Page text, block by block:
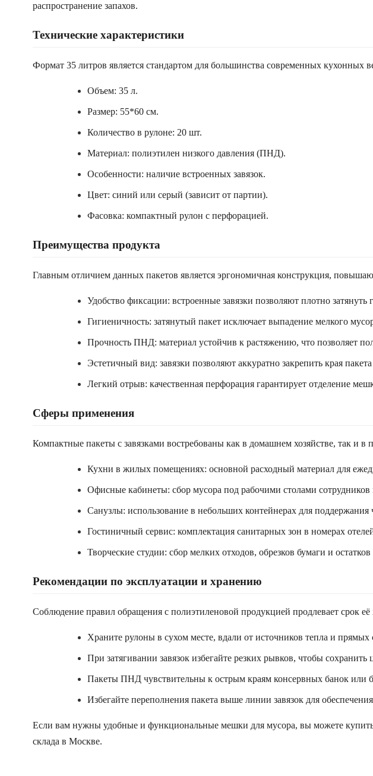
распространение запахов.
Технические характеристики
Формат 35 литров является стандартом для большинства современных кухонных
Объем: 35 л.
Размер: 55*60 см.
Количество в рулоне: 20 шт.
Материал: полиэтилен низкого давления (ПНД).
Особенности: наличие встроенных завязок.
Цвет: синий или серый (зависит от партии).
Фасовка: компактный рулон с перфорацией.
Преимущества продукта
Главным отличием данных пакетов является эргономичная конструкция,
Удобство фиксации: встроенные завязки позволяют плотно
Гигиеничность: затянутый пакет исключает выпадение мелкого
Прочность ПНД: материал устойчив к растяжению, что позволяет
Эстетичный вид: завязки позволяют аккуратно закрепить края
Легкий отрыв: качественная перфорация гарантирует отделение
Сферы применения
Компактные пакеты с завязками востребованы как в домашнем хозяйстве, так и в
Кухни в жилых помещениях: основной расходный материал для
Офисные кабинеты: сбор мусора под рабочими столами сотрудников
Санузлы: использование в небольших контейнерах для поддержания
Гостиничный сервис: комплектация санитарных зон в номерах
Творческие студии: сбор мелких отходов, обрезков бумаги и
Рекомендации по эксплуатации и хранению
Соблюдение правил обращения с полиэтиленовой продукцией продлевает срок
Храните рулоны в сухом месте, вдали от источников тепла и прямых
При затягивании завязок избегайте резких рывков, чтобы
Пакеты ПНД чувствительны к острым краям консервных банок или
Избегайте переполнения пакета выше линии завязок для
Если вам нужны удобные и функциональные мешки для мусора, вы можете
склада в Москве.